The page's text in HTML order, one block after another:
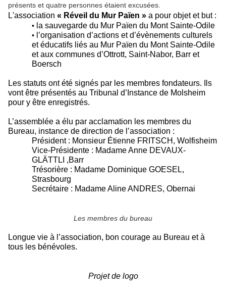
présents et quatre personnes étaient excusées.
L'association « Réveil du Mur Païen » a pour objet et but :
• la sauvegarde du Mur Païen du Mont Sainte-Odile
• l’organisation d’actions et d’évènements culturels
et éducatifs liés au Mur Païen du Mont Sainte-Odile
et aux communes d’Ottrott, Saint-Nabor, Barr et
Boersch
Les statuts ont été signés par les membres fondateurs. Ils
vont être présentés au Tribunal d’Instance de Molsheim
pour y être enregistrés.
L’assemblée a élu par acclamation les membres du
Bureau, instance de direction de l’association :
Président : Monsieur Étienne FRITSCH, Wolfisheim
Vice-Présidente : Madame Anne DEVAUX-
GLÄTTLI ,Barr
Trésorière : Madame Dominique GOESE L,
Strasbourg
Secrétaire : Madame Aline ANDRES, Obernai
Les membres du bureau
Longue vie à l’association, bon courage au Bureau et à
tous les bénévoles.
Projet de logo